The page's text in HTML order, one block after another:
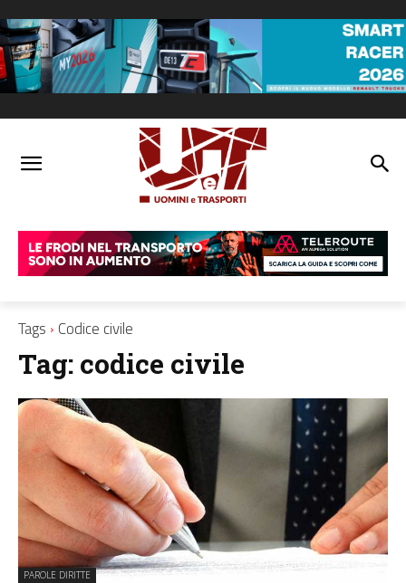
Tags Codice civile
Tag: codice civile
PAROLE DIRITTE